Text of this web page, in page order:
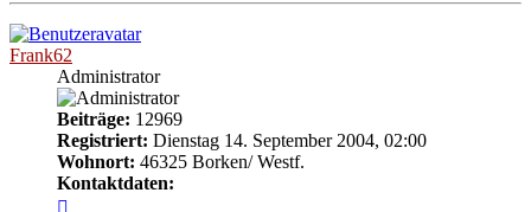
Frank62
Administrator
Beiträge: 12969
Registriert: Dienstag 14. September 2004, 02:00
Wohnort: 46325 Borken/ Westf.
Kontaktdaten: